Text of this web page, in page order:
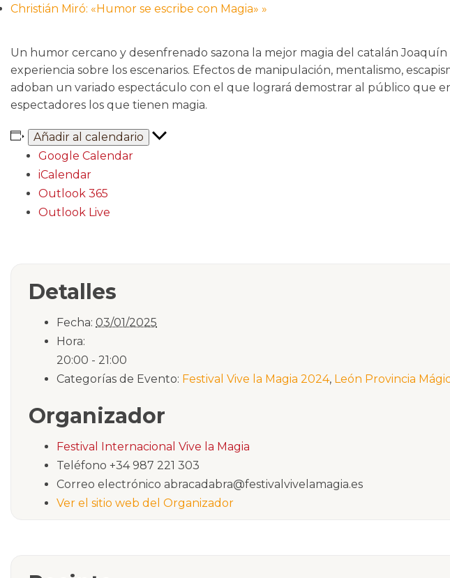
Christián Miró: «Humor se escribe con Magia» »
Un humor cercano y desenfrenado sazona la mejor magia del catalán Joaquín
experiencia sobre los escenarios. Efectos de manipulación, mentalismo,
adoban un variado espectáculo con el que logrará demostrar al público que
espectadores los que tienen magia.
Añadir al calendario
Google Calendar
iCalendar
Outlook 365
Outlook Live
Detalles
Fecha: 03/01/2025
Hora:
20:00 - 21:00
Categorías de Evento: Festival Vive la Magia 2024, León Provincia
Organizador
Festival Internacional Vive la Magia
Teléfono +34 987 221 303
Correo electrónico abracadabra@festivalvivelamagia.es
Ver el sitio web del Organizador